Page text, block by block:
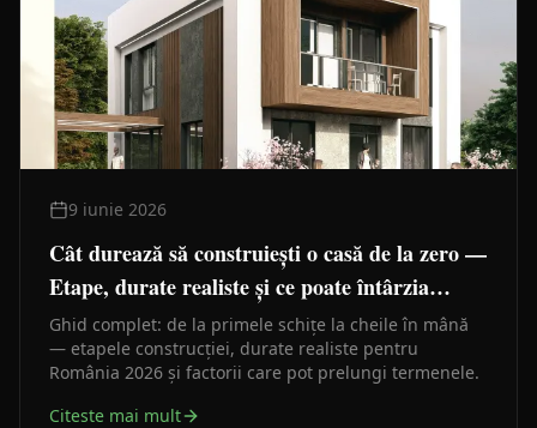
9 iunie 2026
Cât durează să construiești o casă de la zero —
Etape, durate realiste și ce poate întârzia
lucrările
Ghid complet: de la primele schițe la cheile în mână
— etapele construcției, durate realiste pentru
România 2026 și factorii care pot prelungi termenele.
Citeste mai mult